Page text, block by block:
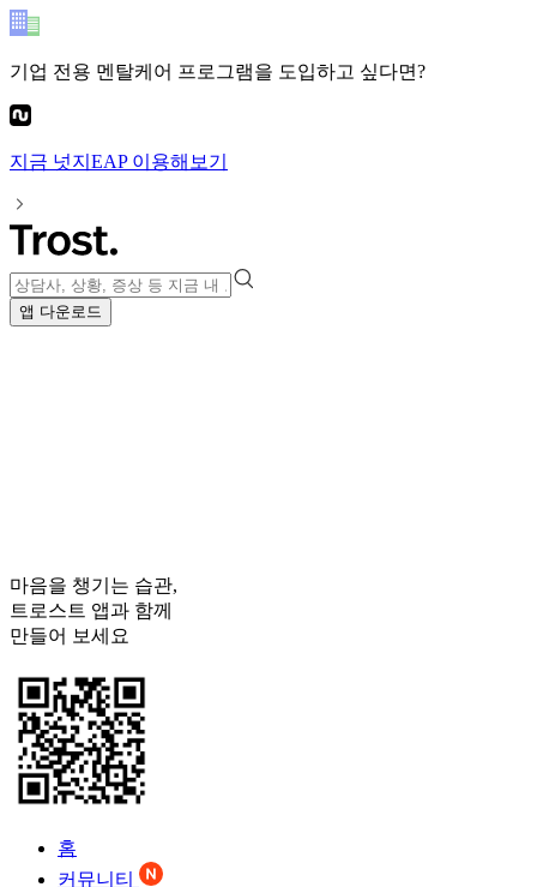
기업 전용 멘탈케어 프로그램을 도입하고 싶다면?
지금 넛지EAP이용해보기
앱 다운로드
마음을 챙기는 습관,
트로스트 앱과 함께
만들어 보세요
홈
커뮤니티